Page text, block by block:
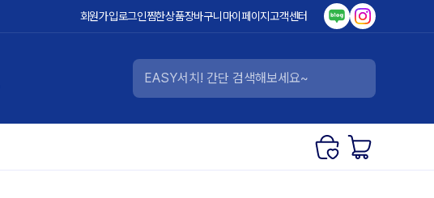
회원가입로그인찜한상품장바구니 마이페이지고객센터